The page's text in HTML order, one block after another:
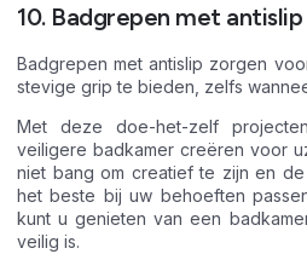
10. Badgrepen met antislip
Badgrepen met antislip zorgen
stevige grip te bieden, zelfs
Met deze doe-het-zelf
veiligere badkamer creëren voor
niet bang om creatief te zijn en
het beste bij uw behoeften
kunt u genieten van een
veilig is.